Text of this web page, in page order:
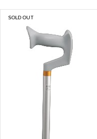
SOLD OUT